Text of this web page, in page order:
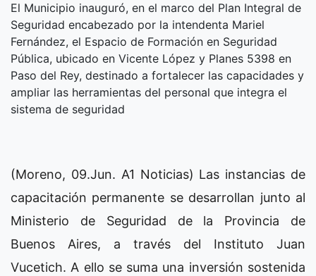
El Municipio inauguró, en el marco del Plan Integral de
Seguridad encabezado por la intendenta Mariel
Fernández, el Espacio de Formación en Seguridad
Pública, ubicado en Vicente López y Planes 5398 en
Paso del Rey, destinado a fortalecer las capacidades y
ampliar las herramientas del personal que integra el
sistema de seguridad
(Moreno, 09.Jun. A1 Noticias) Las instancias de
capacitación permanente se desarrollan junto al
Ministerio de Seguridad de la Provincia de
Buenos Aires, a través del Instituto Juan
Vucetich. A ello se suma una inversión sostenida